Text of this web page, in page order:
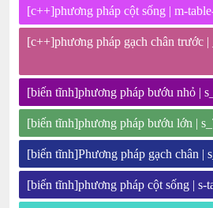
[c++]phương pháp cột sống | m-
[c++]phương pháp gạch chân trước |
[biến tĩnh]phương pháp bướu nhỏ |
[biến tĩnh]phương pháp bướu lớn |
[biến tĩnh]Phương pháp gạch chân |
[biến tĩnh]phương pháp cột sống | s-